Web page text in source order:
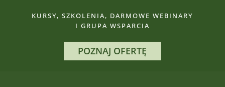
KURSY, SZKOLENIA, DARMOWE WEBINARY
I GRUPA WSPARCIA
POZNAJ OFERTĘ